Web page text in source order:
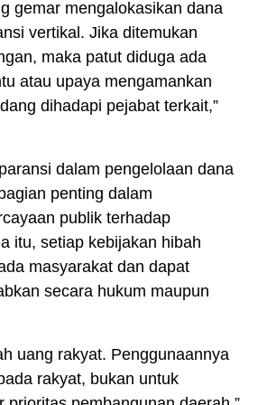
gemar mengalokasikan dana
vertikal. Jika ditemukan
maka patut diduga ada
atau upaya mengamankan
dihadapi pejabat terkait,”
dalam pengelolaan dana
penting dalam
publik terhadap
itu, setiap kebijakan hibah
masyarakat dan dapat
secara hukum maupun
uang rakyat. Penggunaannya
rakyat, bukan untuk